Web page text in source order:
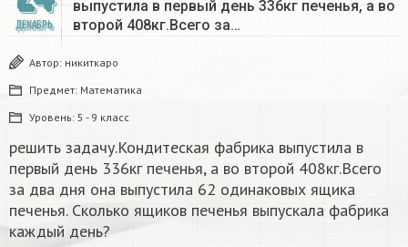
ДЕКАБРЬ
выпустила в первый день 336кг печенья, а во
второй 408кг.Всего за…
Автор: никиткаро
Предмет: Математика
Уровень: 5 - 9 класс
решить задачу.Кондитеская фабрика выпустила в
первый день 336кг печенья, а во второй 408кг.Всего
за два дня она выпустила 62 одинаковых ящика
печенья. Сколько ящиков печенья выпускала фабрика
каждый день?